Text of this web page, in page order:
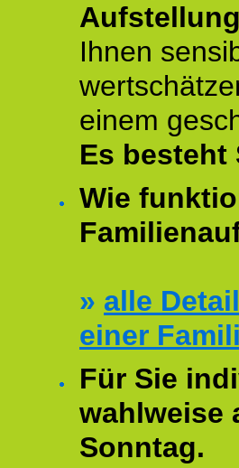
Ihnen
einem
Es
Wie
» alle
einer
Für Sie
wahlweise
Sonntag.